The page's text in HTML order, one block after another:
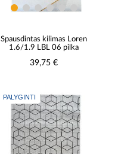
Spausdintas kilimas Loren
1.6/1.9 LBL 06 pilka
39,75 €
PALYGINTI